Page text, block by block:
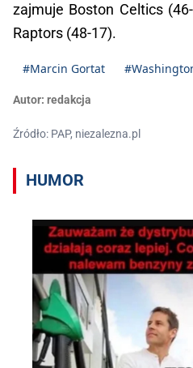
zajmuje Boston Celtics
Raptors (48-17).
#Marcin Gortat
Autor: redakcja
Źródło: PAP, niezalezna.pl
HUMOR